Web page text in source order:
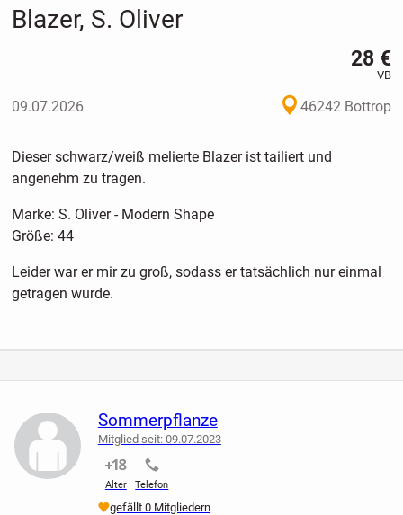
Blazer, S. Oliver
28 €
VB
09.07.2026 46242 Bottrop
Dieser schwarz/weiß melierte Blazer ist tailiert und
angenehm zu tragen.
Marke: S. Oliver - Modern Shape
Größe: 44
Leider war er mir zu groß, sodass er tatsächlich nur einmal
getragen wurde.
Sommerpflanze
Mitglied seit: 09.07.2023
Alter
nicht verifiziert
Telefon
nicht verifiziert
gefällt 0 Mitgliedern